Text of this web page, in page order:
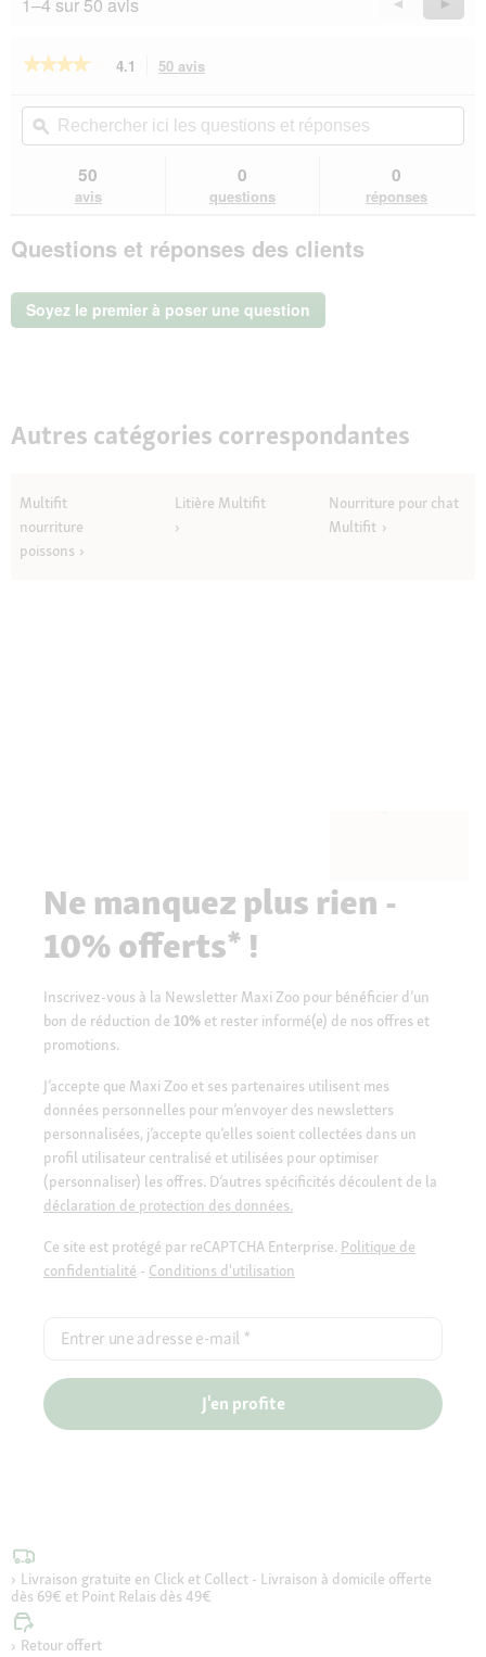
r
î
n
v
e
t
u
u
n
o
î
t
1–4 sur 50 avis
Reviews
★★★★★
★★★★★
5
les
sur
Grain
Free
3 x
100 g
avec
4.1 50 avis
vous
redirigera
vers
avis.
Rechercher
ici
les
questions
réponses
ϙ
50
avis
0
questions
0
réponses
Questions et réponses des clients
Soyez le premier à poser une question
Autres catégories correspondantes
Multifit
nourriture
poissons
Litière Multifit
Nourriture pour chat
Multifit
Ne manquez plus rien -
10% offerts* !
Inscrivez-vous à la Newsletter Maxi Zoo pour bénéficier d’un
bon de réduction de 10% et rester informé(e) de nos offres et
promotions.
J’accepte que Maxi Zoo et ses partenaires utilisent mes
données personnelles pour m’envoyer des newsletters
personnalisées, j’accepte qu’elles soient collectées dans un
profil utilisateur centralisé et utilisées pour optimiser
(personnaliser) les offres. D’autres spécificités découlent de la
déclaration de protection des données.
Ce site est protégé par reCAPTCHA Enterprise. Politique de
confidentialité - Conditions d'utilisation
Entrer une adresse e-mail *
J'en profite
Livraison gratuite en Click et Collect - Livraison à domicile offerte
dès 69€ et Point Relais dès 49€
Retour offert